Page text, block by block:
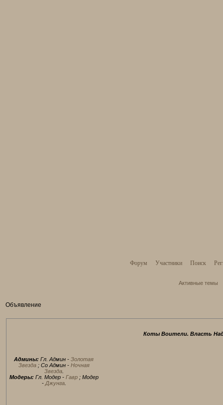
Форум Участники Поиск
Активные темы
Объявление
Коты Воители. Власть
Админы: Гл. Админ -Золотая
Звезда; Со Админ - Ночная
Звезда.
Модеры: Гл. Модер - Гавр; Модер
- Джунга.